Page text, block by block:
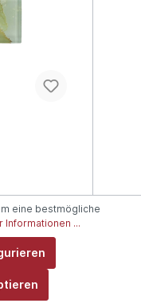
eine bestmögliche
Informationen ...